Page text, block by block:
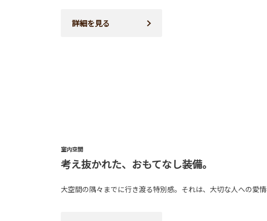
詳細を見る
室内空間
考え抜かれた、おもてなし装備。
大空間の隅々までに行き渡る特別感。それは、大切な人への愛情